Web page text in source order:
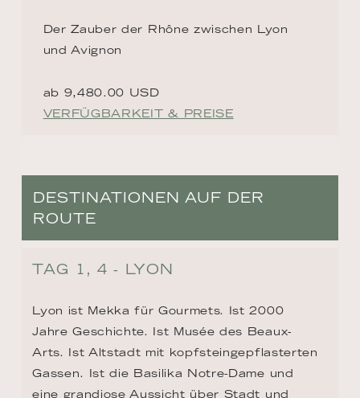
Der Zauber der Rhône zwischen Lyon
und Avignon
ab 9,480.00 USD
VERFÜGBARKEIT & PREISE
DESTINATIONEN AUF DER
ROUTE
TAG 1, 4 - LYON
Lyon ist Mekka für Gourmets. Ist 2000
Jahre Geschichte. Ist Musée des Beaux-
Arts. Ist Altstadt mit kopfsteingepflasterten
Gassen. Ist die Basilika Notre-Dame und
eine grandiose Aussicht über Stadt und